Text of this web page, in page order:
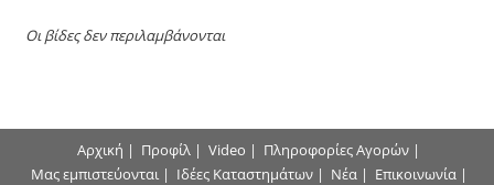
Οι βίδες δεν περιλαμβάνονται
Αρχική | Προφίλ | Video | Πληροφορίες Αγορών |
Μας εμπιστεύονται| Ιδέες Καταστημάτων| Νέα| Επικοινωνία|